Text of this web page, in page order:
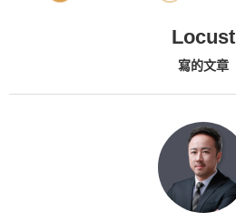
Locust
寫的文章